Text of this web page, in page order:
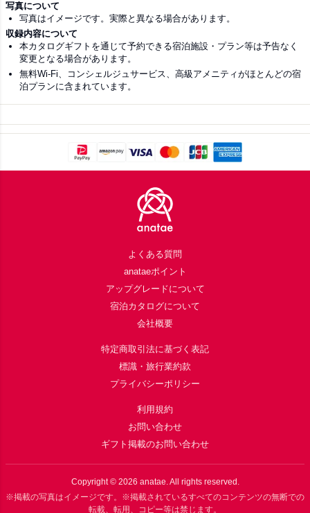
写真について
写真はイメージです。実際と異なる場合があります。
収録内容について
本カタログギフトを通じて予約できる宿泊施設・プラン等は予告なく
変更となる場合があります。
無料Wi-Fi、コンシェルジュサービス、高級アメニティがほとんどの宿
泊プランに含まれています。
よくある質問
anataeポイント
アップグレードについて
宿泊カタログについて
会社概要
特定商取引法に基づく表記
標識・旅行業約款
プライバシーポリシー
利用規約
お問い合わせ
ギフト掲載のお問い合わせ
Copyright © 2026 anatae. All rights reserved.
※掲載の写真はイメージです。※掲載されているすべてのコンテンツの無断での
転載、転用、コピー等は禁じます。